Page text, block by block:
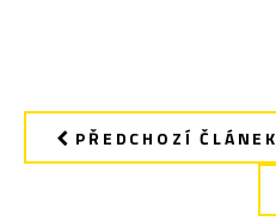
PŘEDCHOZÍ ČLÁNEK